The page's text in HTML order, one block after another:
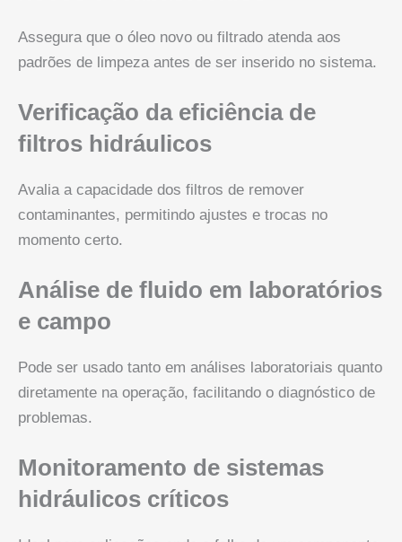
Assegura que o óleo novo ou filtrado atenda aos
padrões de limpeza antes de ser inserido no sistema.
Verificação da eficiência de
filtros hidráulicos
Avalia a capacidade dos filtros de remover
contaminantes, permitindo ajustes e trocas no
momento certo.
Análise de fluido em laboratórios
e campo
Pode ser usado tanto em análises laboratoriais quanto
diretamente na operação, facilitando o diagnóstico de
problemas.
Monitoramento de sistemas
hidráulicos críticos